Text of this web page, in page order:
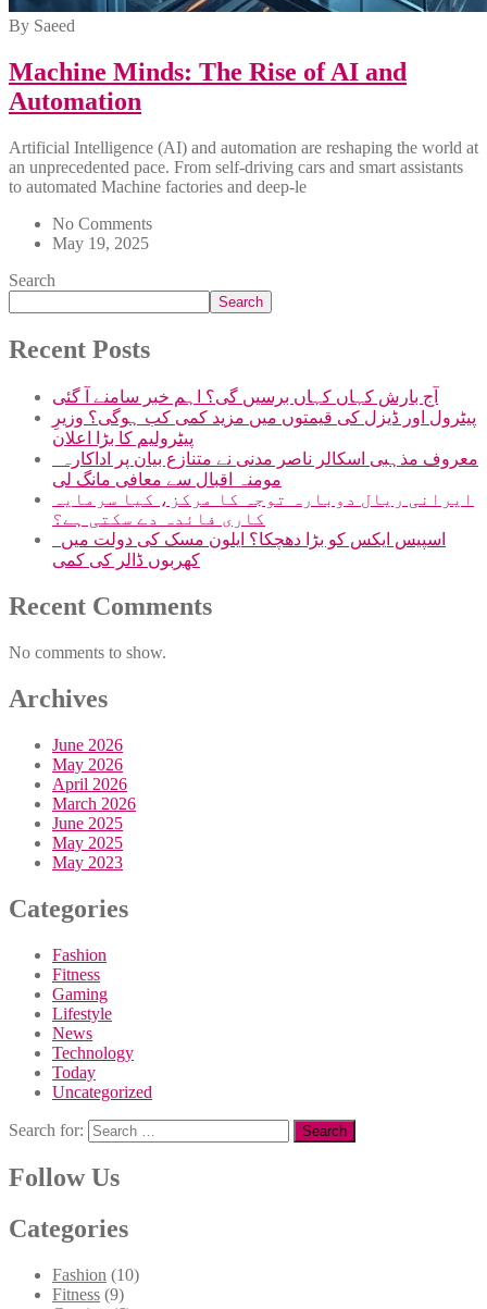
By Saeed
Machine Minds: The Rise of AI and
Automation
Artificial Intelligence (AI) and automation are reshaping the world at
an unprecedented pace. From self-driving cars and smart assistants
to automated Machine factories and deep-le
No Comments
May 19, 2025
Search
Search
Recent Posts
آج بارش کہاں کہاں برسیں گی؟ اہم خبر سامنے آ گئی
پیٹرول اور ڈیزل کی قیمتوں میں مزید کمی کب ہوگی؟ وزیرِ
پیٹرولیم کا بڑا اعلان
مومنہ اقبال سے معافی مانگ لی
ایرانی ریال دوبارہ توجہ کا مرکز، کیا سرمایہ
کاری فائدہ دے سکتی ہے؟
کھربوں ڈالر کی کمی
Recent Comments
No comments to show.
Archives
June 2026
May 2026
April 2026
March 2026
June 2025
May 2025
May 2023
Categories
Fashion
Fitness
Gaming
Lifestyle
News
Technology
Today
Uncategorized
Search for:
Follow Us
Categories
Fashion (10)
Fitness (9)